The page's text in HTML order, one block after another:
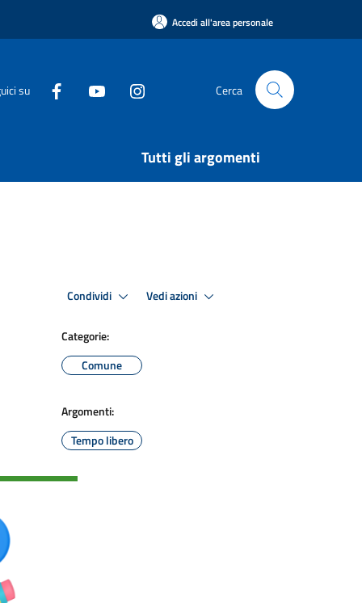
Accedi all'area personale
su Cerca
Tutti gli argomenti
Condividi Vedi azioni
Categorie:
Comune
Argomenti:
Tempo libero